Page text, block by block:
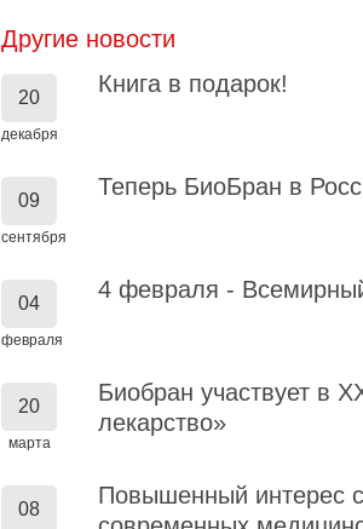
Другие новости
20
декабря
Книга в подарок!
09
сентября
Теперь БиоБран в
04
февраля
4 февраля -
20
марта
Биобран участвует в
лекарство»
08
Повышенный интерес